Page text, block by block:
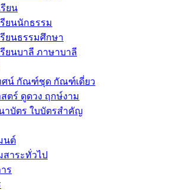
ยน
ยนนักธรรม
ยนธรรมศึกษา
ยนบาลี ภาษาบาลี
ศน์ กัณฑ์ชุด กัณฑ์เดี่ยว
ตร์ ดูดวง ฤกษ์งาม
าบัตร ใบบัตรสำคัญ
นต์
าระทั่วไป
ร